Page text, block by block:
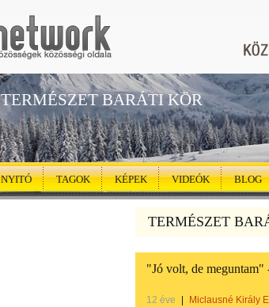
TERMÉSZET BARÁTI KÖR
NYITÓ TAGOK KÉPEK VIDEÓK BLOG
TERMÉSZET
"Jó volt, de
12 éve Miclausné Király